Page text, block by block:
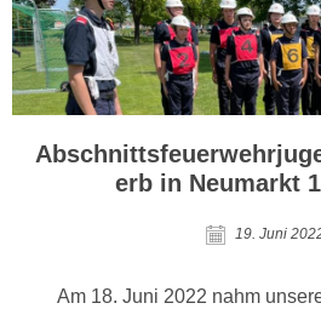
erb in Neumarkt
19. Juni
Am 18. Juni 2022 nahm